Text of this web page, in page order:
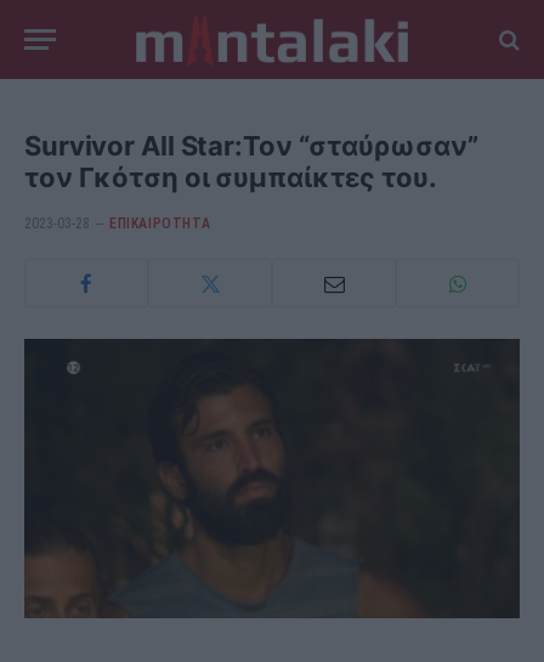
Survivor All Star:Τον “σταύρωσαν”
τον Γκότση οι συμπαίκτες του.
2023-03-28 ΕΠΙΚΑΙΡΟΤΗΤΑ